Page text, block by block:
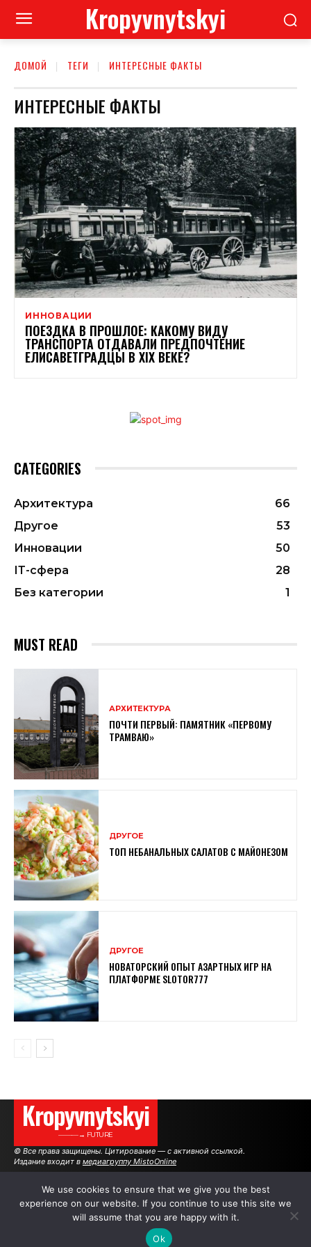
Kropyvnytskyi
ДОМОЙ ТЕГИ ИНТЕРЕСНЫЕ ФАКТЫ
ИНТЕРЕСНЫЕ ФАКТЫ
ИННОВАЦИИ
ПОЕЗДКА В ПРОШЛОЕ: КАКОМУ ВИДУ
ТРАНСПОРТА ОТДАВАЛИ ПРЕДПОЧТЕНИЕ
ЕЛИСАВЕТГРАДЦЫ В XIX ВЕКЕ?
CATEGORIES
Архитектура
66
Другое
53
Инновации
50
ІТ-сфера
28
Без категории
1
MUST READ
АРХИТЕКТУРА
ПОЧТИ ПЕРВЫЙ: ПАМЯТНИК «ПЕРВОМУ
ТРАМВАЮ»
ДРУГОЕ
ТОП НЕБАНАЛЬНЫХ САЛАТОВ С МАЙОНЕЗОМ
ДРУГОЕ
НОВАТОРСКИЙ ОПЫТ АЗАРТНЫХ ИГР НА
ПЛАТФОРМЕ SLOTOR777
Kropyvnytskyi
———→ FUTURE
© Все права защищены. Цитирование — с активной ссылкой.
Издание входит в медиагруппу MistoOnline
АВТОРЫ РЕКЛАМА НА САЙТЕ
We use cookies to ensure that we give you the best
experience on our website. If you continue to use this site we
will assume that you are happy with it.
Ok